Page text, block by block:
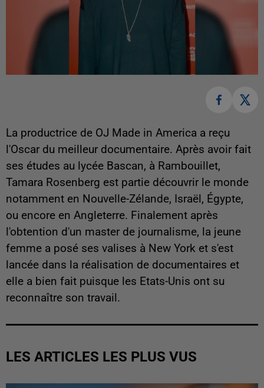
La productrice de OJ Made in America a reçu
l'Oscar du meilleur documentaire. Après avoir fait
ses études au lycée Bascan, à Rambouillet,
Tamara Rosenberg est partie découvrir le monde
notamment en Nouvelle-Zélande, Israël, Égypte,
ou encore en Angleterre. Finalement après
l'obtention d'un master de journalisme, la jeune
femme a posé ses valises à New York et s'est
lancée dans la réalisation de documentaires et
elle a bien fait puisque les Etats-Unis ont su
reconnaître son travail.
LES ARTICLES LES PLUS VUS